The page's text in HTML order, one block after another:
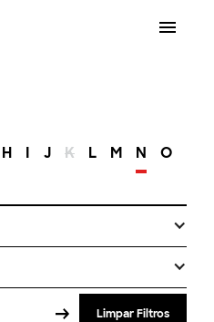
H I J K L M N O
Limpar Filtros